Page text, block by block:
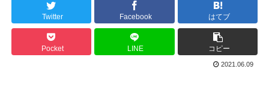
Twitter Facebook はてブ
Pocket LINE コピー
2021.06.09